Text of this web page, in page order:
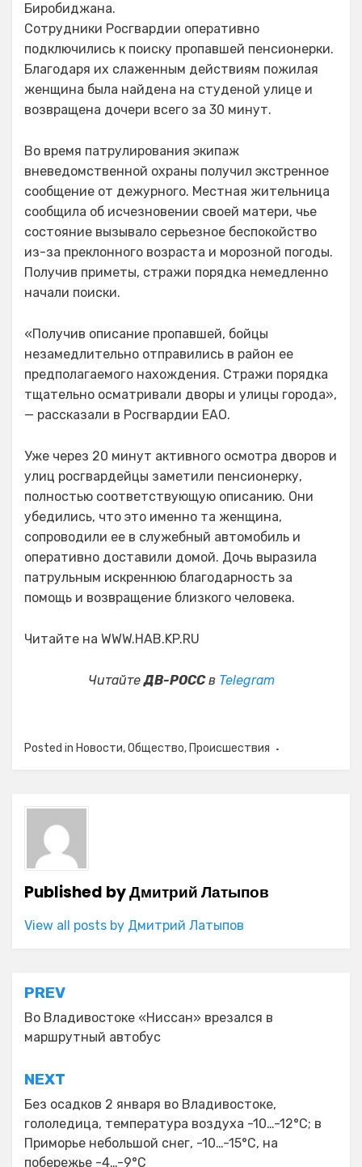
Биробиджана.
Сотрудники Росгвардии оперативно
подключились к поиску пропавшей пенсионерки.
Благодаря их слаженным действиям пожилая
женщина была найдена на студеной улице и
возвращена дочери всего за 30 минут.
Во время патрулирования экипаж
вневедомственной охраны получил экстренное
сообщение от дежурного. Местная жительница
сообщила об исчезновении своей матери, чье
состояние вызывало серьезное беспокойство
из-за преклонного возраста и морозной погоды.
Получив приметы, стражи порядка немедленно
начали поиски.
«Получив описание пропавшей, бойцы
незамедлительно отправились в район ее
предполагаемого нахождения. Стражи порядка
тщательно осматривали дворы и улицы города»,
— рассказали в Росгвардии ЕАО.
Уже через 20 минут активного осмотра дворов и
улиц росгвардейцы заметили пенсионерку,
полностью соответствующую описанию. Они
убедились, что это именно та женщина,
сопроводили ее в служебный автомобиль и
оперативно доставили домой. Дочь выразила
патрульным искреннюю благодарность за
помощь и возвращение близкого человека.
Читайте на WWW.HAB.KP.RU
ЧитайтеДВ-РОССв Telegram
Posted in Новости,Общество, Происшествия
Published byДмитрий Латыпов
View all posts by Дмитрий Латыпов
Навигация
по
записям
PREV
Во Владивостоке «Ниссан» врезался в
маршрутный автобус
NEXT
Без осадков 2 января во Владивостоке,
гололедица, температура воздуха -10…-12°С; в
Приморье небольшой снег, -10…-15°С, на
побережье -4…-9°С